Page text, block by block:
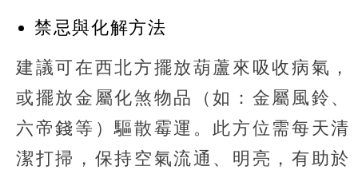
禁忌與化解方法
建議可在西北方擺放葫蘆來吸收病氣，
或擺放金屬化煞物品（如：金屬風鈴、
六帝錢等）驅散霉運。此方位需每天清
潔打掃，保持空氣流通、明亮，有助於